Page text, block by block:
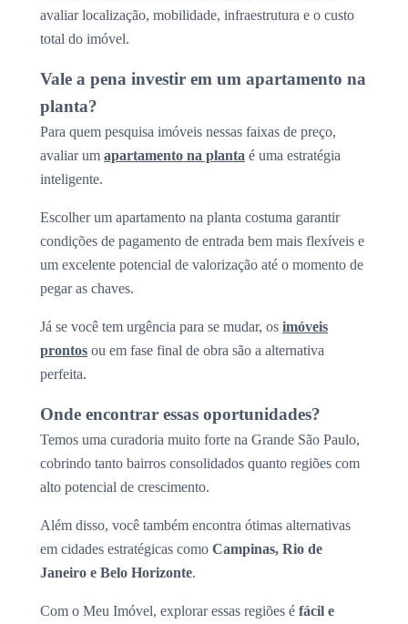
avaliar localização, mobilidade, infraestrutura e o custo
total do imóvel.
Vale a pena investir em um apartamento na
planta?
Para quem pesquisa imóveis nessas faixas de preço,
avaliar um apartamento na planta é uma estratégia
inteligente.
Escolher um apartamento na planta costuma garantir
condições de pagamento de entrada bem mais flexíveis e
um excelente potencial de valorização até o momento de
pegar as chaves.
Já se você tem urgência para se mudar, os imóveis
prontos ou em fase final de obra são a alternativa
perfeita.
Onde encontrar essas oportunidades?
Temos uma curadoria muito forte na Grande São Paulo,
cobrindo tanto bairros consolidados quanto regiões com
alto potencial de crescimento.
Além disso, você também encontra ótimas alternativas
em cidades estratégicas como Campinas, Rio de
Janeiro e Belo Horizonte.
Com o Meu Imóvel, explorar essas regiões é fácil e